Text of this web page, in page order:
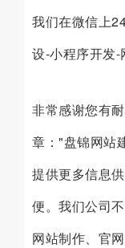
我们在微信上
设-小程序开发-
非常感谢您有
章："盘锦网站
提供更多信息
便。我们公司
网站制作、官